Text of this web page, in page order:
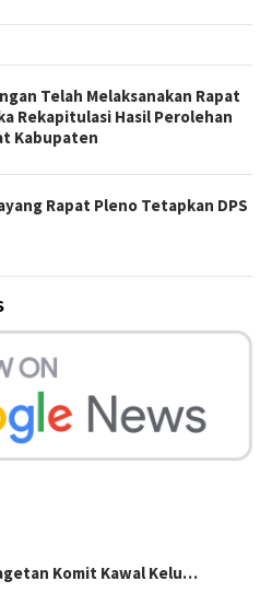
Telah Melaksanakan Rapat
Rekapitulasi Hasil Perolehan
Kabupaten
Rapat Pleno Tetapkan DPS
Komit Kawal Kelu…